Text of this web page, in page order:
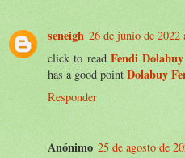
seneigh 26 de junio de 2022
click to read Fendi Dolabuy
has a good point Dolabuy
Responder
Anónimo 25 de agosto de